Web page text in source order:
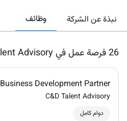
نبذة عن الشركة وظائف
26فرصة عمل في C&D Talent Advisory
Business Development Partner —
C&D Talent Advisory
دوام كامل